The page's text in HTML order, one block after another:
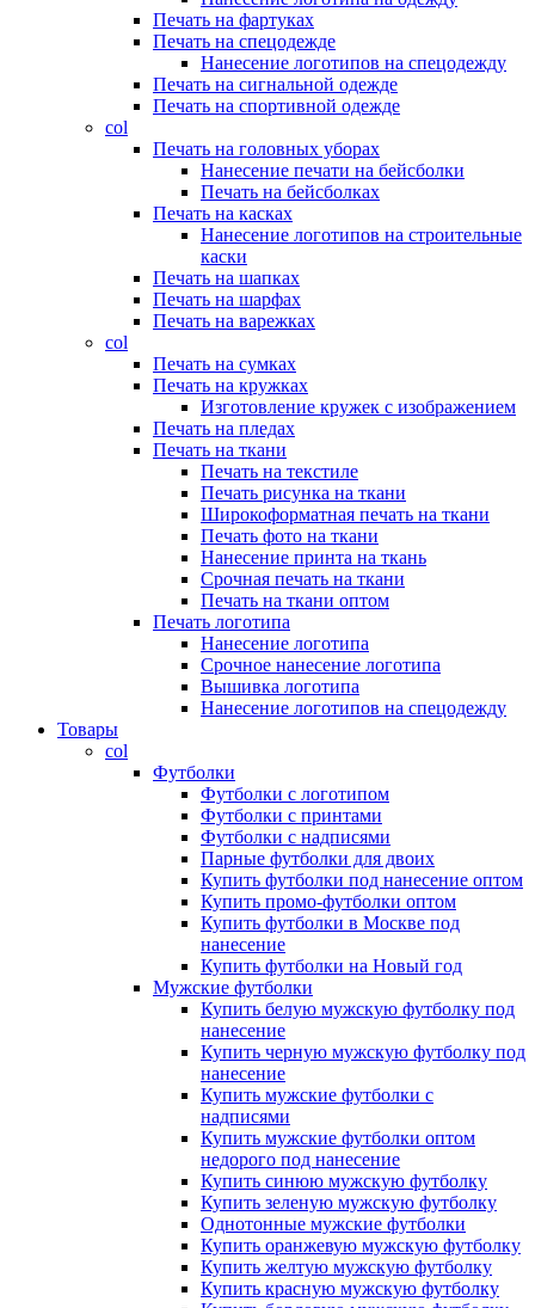
Печать на фартуках
Печать на спецодежде
Нанесение логотипов на спецодежду
Печать на сигнальной одежде
Печать на спортивной одежде
col
Печать на головных уборах
Нанесение печати на бейсболки
Печать на бейсболках
Печать на касках
Нанесение логотипов на строительные
каски
Печать на шапках
Печать на шарфах
Печать на варежках
col
Печать на сумках
Печать на кружках
Изготовление кружек с изображением
Печать на пледах
Печать на ткани
Печать на текстиле
Печать рисунка на ткани
Широкоформатная печать на ткани
Печать фото на ткани
Нанесение принта на ткань
Срочная печать на ткани
Печать на ткани оптом
Печать логотипа
Нанесение логотипа
Срочное нанесение логотипа
Вышивка логотипа
Нанесение логотипов на спецодежду
Товары
col
Футболки
Футболки с логотипом
Футболки с принтами
Футболки с надписями
Парные футболки для двоих
Купить футболки под нанесение оптом
Купить промо-футболки оптом
Купить футболки в Москве под
нанесение
Купить футболки на Новый год
Мужские футболки
Купить белую мужскую футболку под
нанесение
Купить черную мужскую футболку под
нанесение
Купить мужские футболки с
надписями
Купить мужские футболки оптом
недорого под нанесение
Купить синюю мужскую футболку
Купить зеленую мужскую футболку
Однотонные мужские футболки
Купить оранжевую мужскую футболку
Купить желтую мужскую футболку
Купить красную мужскую футболку